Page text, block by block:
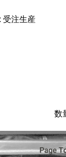
受注生産
数